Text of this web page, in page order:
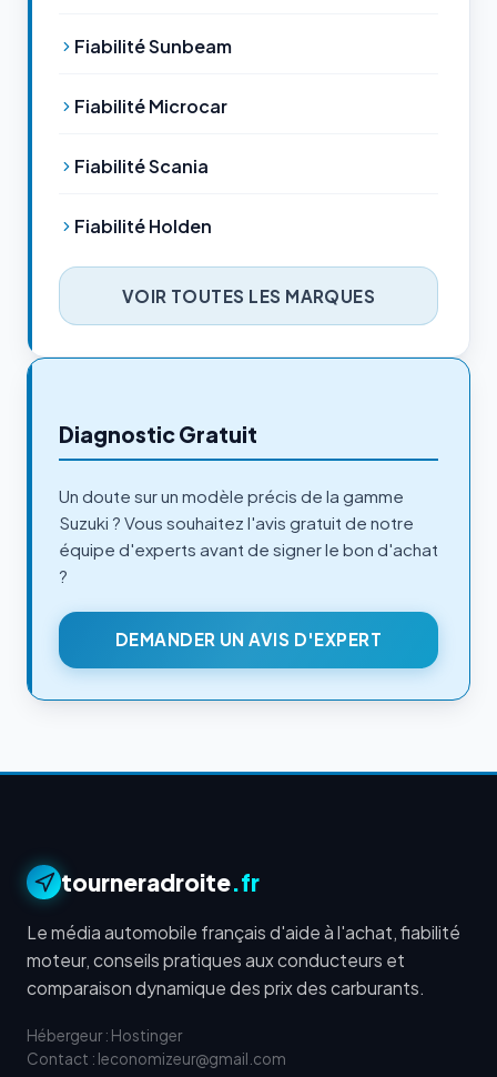
Fiabilité Sunbeam
Fiabilité Microcar
Fiabilité Scania
Fiabilité Holden
VOIR TOUTES LES MARQUES
Diagnostic Gratuit
Un doute sur un modèle précis de la gamme
Suzuki ? Vous souhaitez l'avis gratuit de notre
équipe d'experts avant de signer le bon d'achat
?
DEMANDER UN AVIS D'EXPERT
tourneradroite.fr
Le média automobile français d'aide à l'achat, fiabilité
moteur, conseils pratiques aux conducteurs et
comparaison dynamique des prix des carburants.
Hébergeur : Hostinger
Contact : leconomizeur@gmail.com